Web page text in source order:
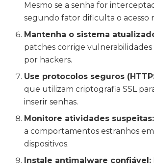
Mesmo se a senha for
segundo fator dificulta o acesso
Mantenha o sistema
patches corrige vulnerabilidades
por hackers.
Use protocolos seguros
que utilizam criptografia SSL
inserir senhas.
Monitore atividades suspeitas:
a comportamentos estranhos
dispositivos.
Instale antimalware confiável: